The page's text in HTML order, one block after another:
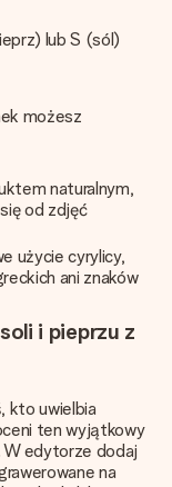
lub S (sól)
możesz
naturalnym,
od zdjęć
użycie cyrylicy,
ani znaków
i pieprzu z
kto uwielbia
ten wyjątkowy
W edytorze dodaj
na